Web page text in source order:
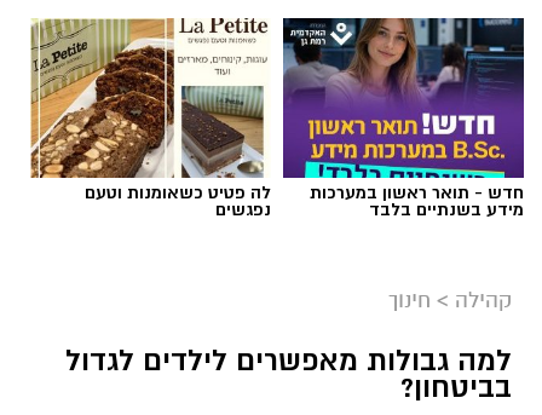
חדש - תואר ראשון במערכות
מידע בשנתיים בלבד
לה פטיט כשאומנות וטעם
נפגשים
קהילה > חינוך
למה גבולות מאפשרים לילדים לגדול
בביטחון?